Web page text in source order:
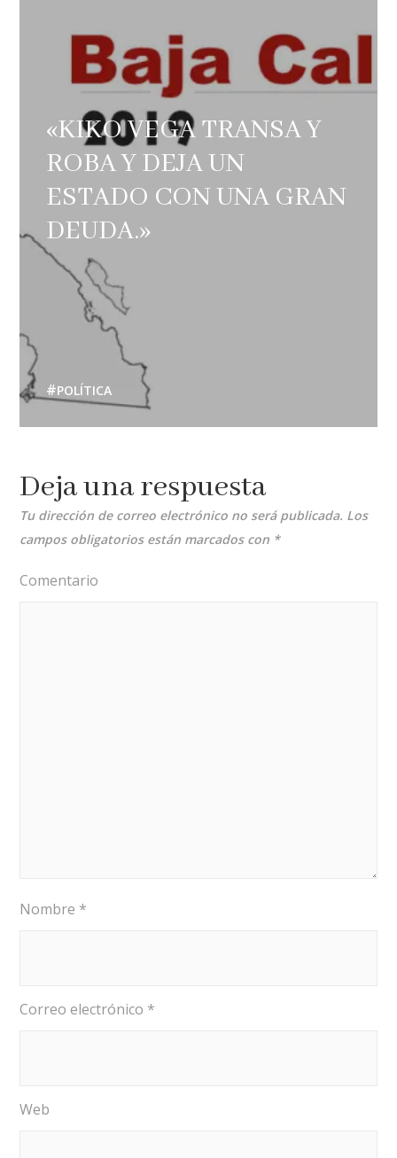
«KIKO VEGA TRANSA Y
ROBA Y DEJA UN
ESTADO CON UNA GRAN
DEUDA.»
POLÍTICA
Deja una respuesta
Tu dirección de correo electrónico no será publicada. Los
campos obligatorios están marcados con *
Comentario
Nombre *
Correo electrónico *
Web